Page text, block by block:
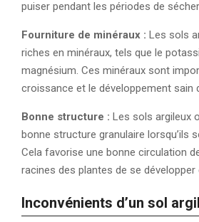
puiser pendant les périodes de
Fourniture de minéraux : Les sols
riches en minéraux, tels que le
magnésium. Ces minéraux sont
croissance et le développement sain
Bonne structure : Les sols argileux
bonne structure granulaire lorsqu’ils
Cela favorise une bonne circulation
racines des plantes de se
Inconvénients d’un sol